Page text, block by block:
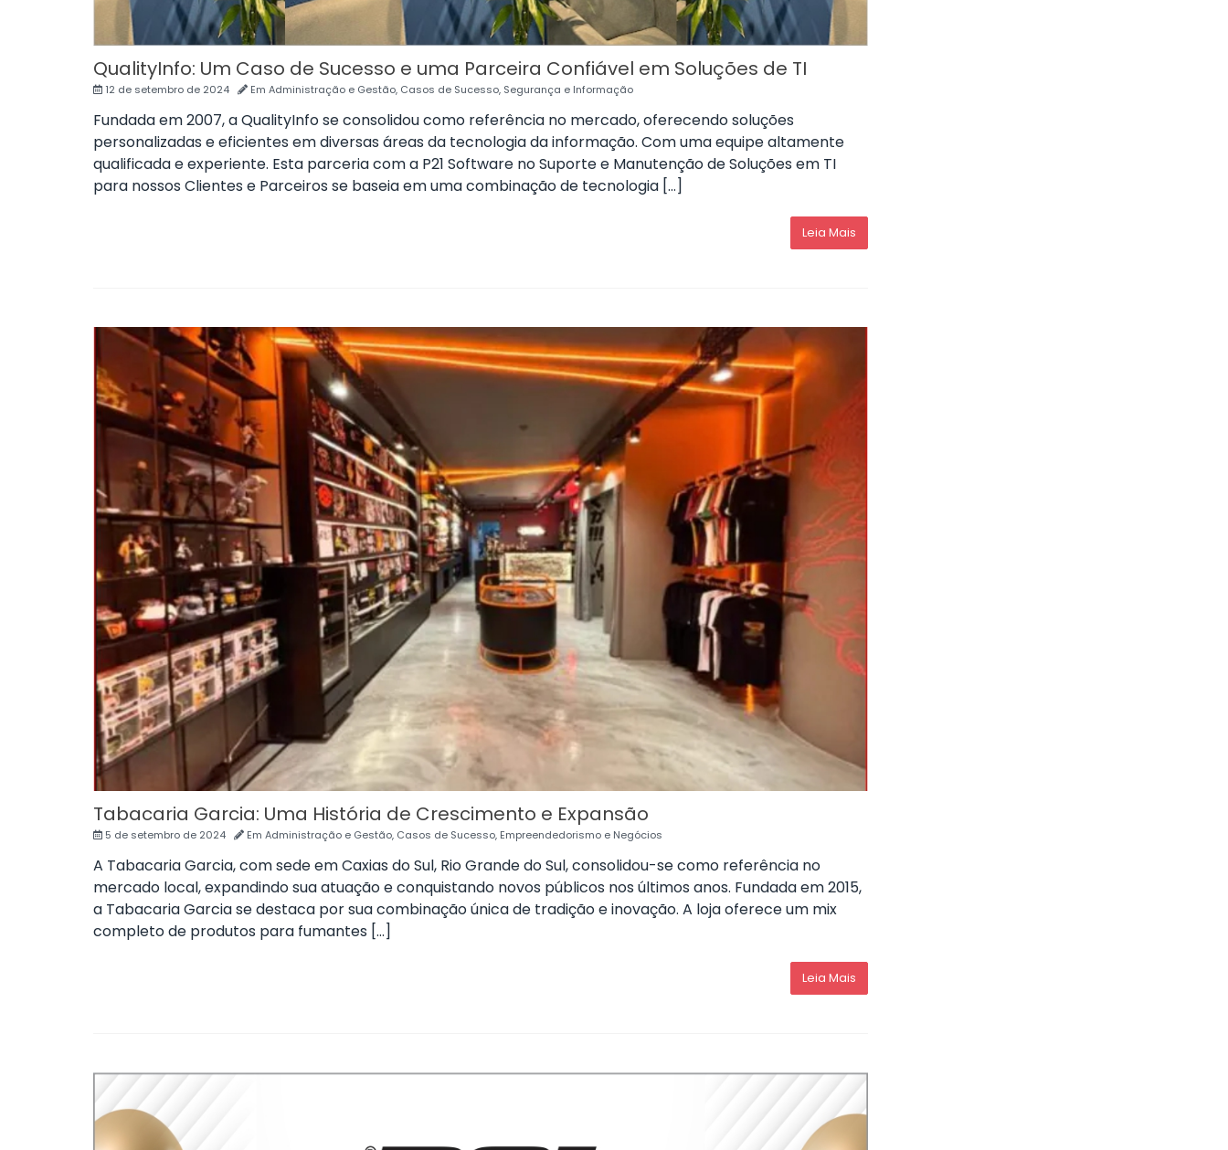
QualityInfo: Um Caso de Sucesso e uma Parceira Confiável em Soluções de TI
12 de setembro de 2024 Em Administração e Gestão, Casos de Sucesso, Segurança e Informação
Fundada em 2007, a QualityInfo se consolidou como referência no mercado, oferecendo soluções
personalizadas e eficientes em diversas áreas da tecnologia da informação. Com uma equipe altamente
qualificada e experiente. Esta parceria com a P21 Software no Suporte e Manutenção de Soluções em TI
para nossos Clientes e Parceiros se baseia em uma combinação de tecnologia […]
Leia Mais
Tabacaria Garcia: Uma História de Crescimento e Expansão
5 de setembro de 2024 Em Administração e Gestão, Casos de Sucesso, Empreendedorismo e Negócios
A Tabacaria Garcia, com sede em Caxias do Sul, Rio Grande do Sul, consolidou-se como referência no
mercado local, expandindo sua atuação e conquistando novos públicos nos últimos anos. Fundada em 2015,
a Tabacaria Garcia se destaca por sua combinação única de tradição e inovação. A loja oferece um mix
completo de produtos para fumantes […]
Leia Mais